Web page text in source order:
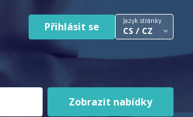
Přihlásit se Jazyk stránky
CS / CZ
Zobrazit nabídky